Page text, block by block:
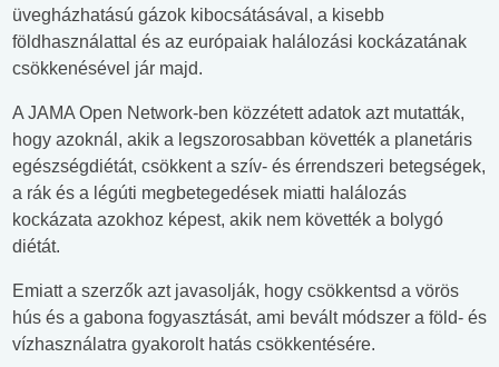
üvegházhatású gázok kibocsátásával, a kisebb
földhasználattal és az európaiak halálozási kockázatának
csökkenésével jár majd.
A JAMA Open Network-ben közzétett adatok azt mutatták,
hogy azoknál, akik a legszorosabban követték a planetáris
egészségdiétát, csökkent a szív- és érrendszeri betegségek,
a rák és a légúti megbetegedések miatti halálozás
kockázata azokhoz képest, akik nem követték a bolygó
diétát.
Emiatt a szerzők azt javasolják, hogy csökkentsd a vörös
hús és a gabona fogyasztását, ami bevált módszer a föld- és
vízhasználatra gyakorolt ​​hatás csökkentésére.